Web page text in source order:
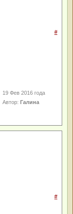
#
19 Фев 2016 года
Автор:Галина
#